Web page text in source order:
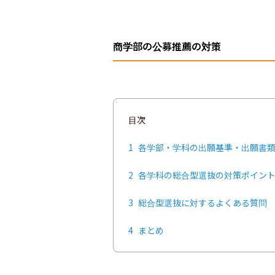
商学部の公募推薦の対策
目次
1 各学部・学科の出願基準・出願書
2 各学科の総合型選抜の対策ポイント
3 総合型選抜に対するよくある質問
4 まとめ